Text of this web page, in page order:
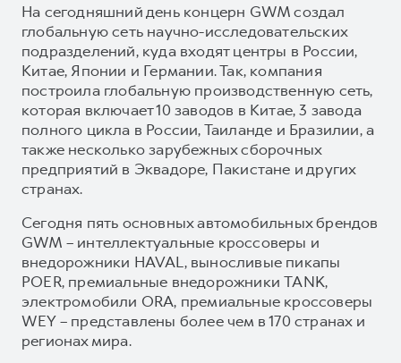
На сегодняшний день концерн GWM создал
глобальную сеть научно-исследовательских
подразделений, куда входят центры в России,
Китае, Японии и Германии. Так, компания
построила глобальную производственную сеть,
которая включает 10 заводов в Китае, 3 завода
полного цикла в России, Таиланде и Бразилии, а
также несколько зарубежных сборочных
предприятий в Эквадоре, Пакистане и других
странах.
Сегодня пять основных автомобильных брендов
GWM – интеллектуальные кроссоверы и
внедорожники HAVAL, выносливые пикапы
POER, премиальные внедорожники TANK,
электромобили ORA, премиальные кроссоверы
WEY – представлены более чем в 170 странах и
регионах мира.